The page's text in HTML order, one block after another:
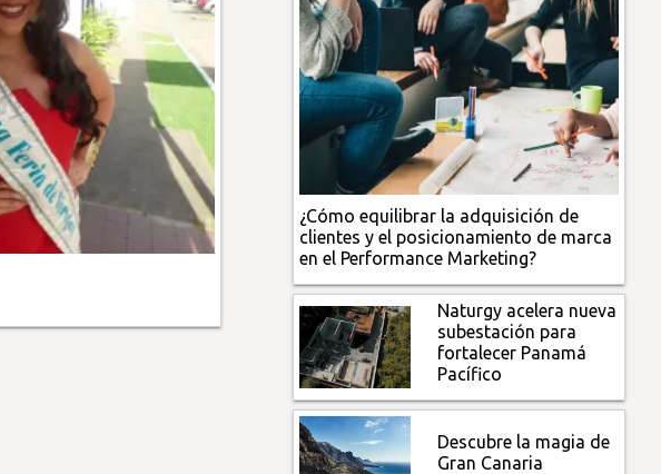
¿Cómo equilibrar la adquisición de
clientes y el posicionamiento de marca
en el Performance Marketing?
Naturgy acelera nueva
subestación para
fortalecer Panamá
Pacífico
Descubre la magia de
Gran Canaria